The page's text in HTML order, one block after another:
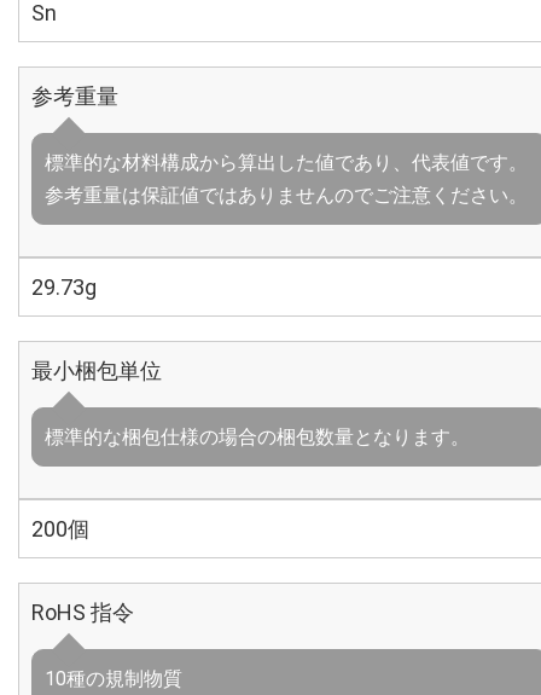
Sn
参考重量
標準的な材料構成から算出した値であり、代表値です。
参考重量は保証値ではありませんのでご注意ください。
29.73g
最小梱包単位
標準的な梱包仕様の場合の梱包数量となります。
200個
RoHS 指令
10種の規制物質